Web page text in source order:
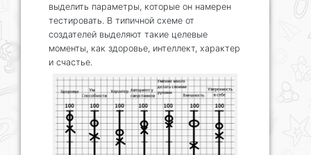
выделить параметры, которые он намерен
тестировать. В типичной схеме от
создателей выделяют такие целевые
моменты, как здоровье, интеллект, характер
и счастье.